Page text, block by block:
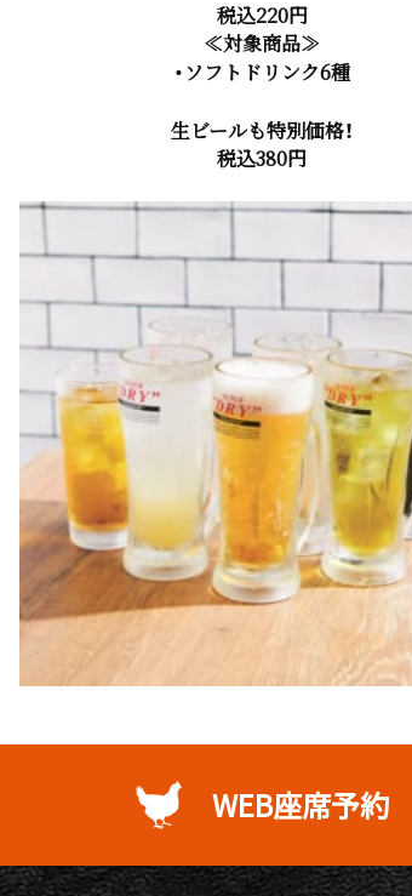
税込220円
≪対象商品≫
・ソフトドリンク6種
生ビールも特別価格！
税込380円
WEB座席予約